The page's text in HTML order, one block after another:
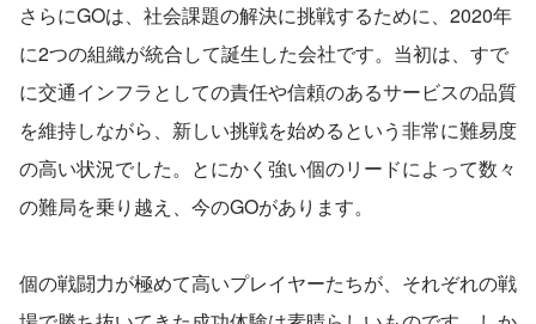
さらにGOは、社会課題の解決に挑戦するために、2020年
に2つの組織が統合して誕生した会社です。当初は、すで
に交通インフラとしての責任や信頼のあるサービスの品質
を維持しながら、新しい挑戦を始めるという非常に難易度
の高い状況でした。とにかく強い個のリードによって数々
の難局を乗り越え、今のGOがあります。
個の戦闘力が極めて高いプレイヤーたちが、それぞれの戦